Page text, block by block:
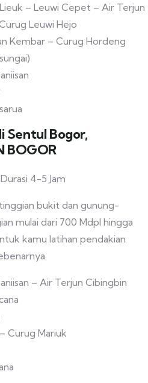
– Leuwi Cepet – Air Terjun
Leuwi Hejo
Kembar – Curug Hordeng
Sentul Bogor,
BOGOR
4-5 Jam
bukit dan gunung-
mulai dari 700 Mdpl hingga
kamu latihan pendakian
– Air Terjun Cibingbin
Curug Mariuk